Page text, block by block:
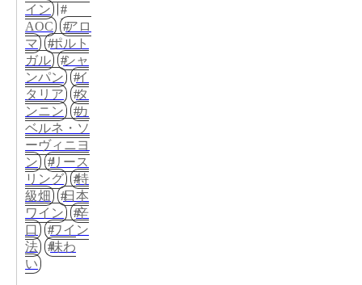
イン
AOC
アロ
マ
ポルト
ガル
シャ
ンパン
イ
タリア
タ
ンニン
カ
ベルネ・ソ
ーヴィニヨ
ン
リース
リング
特
級畑
日本
ワイン
辛
口
ワイン
法
味わ
い